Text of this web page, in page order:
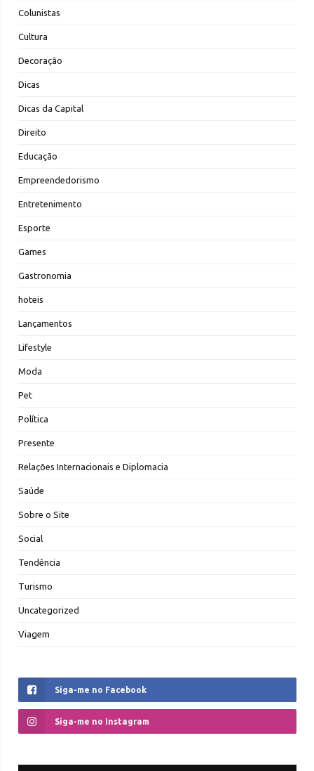
Colunistas
Cultura
Decoração
Dicas
Dicas da Capital
Direito
Educação
Empreendedorismo
Entretenimento
Esporte
Games
Gastronomia
hoteis
Lançamentos
Lifestyle
Moda
Pet
Política
Presente
Relações Internacionais e Diplomacia
Saúde
Sobre o Site
Social
Tendência
Turismo
Uncategorized
Viagem
Siga-me no Facebook
Siga-me no Instagram